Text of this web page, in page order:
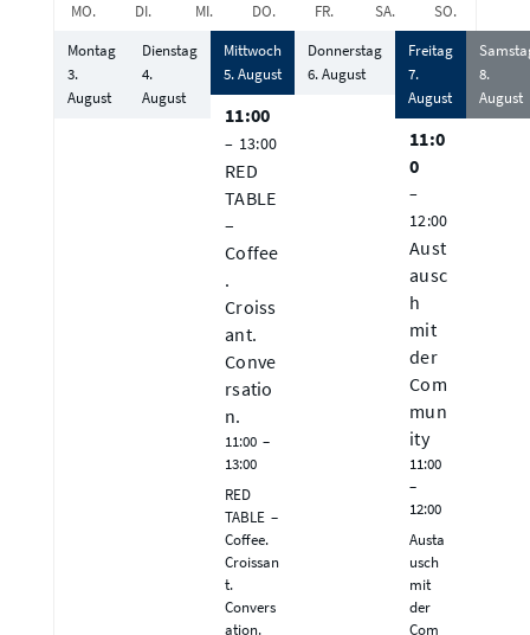
MO. DI. MI. DO. FR. SA.
SO.
Montag
3.
August
Dienstag
4.
August
Mittwoch
5. August
11:00
– 13:00
RED
TABLE
–
Coffee
.
Croiss
ant.
Conve
rsatio
n.
11:00 –
13:00
RED
TABLE –
Coffee.
Croissan
t.
Convers
ation.
Donnerstag
6. August
Freitag
7.
August
11:0
0
–
12:00
Aust
ausc
h
mit
der
Com
mun
ity
11:00
–
12:00
Austa
usch
mit
der
Com
8.
August